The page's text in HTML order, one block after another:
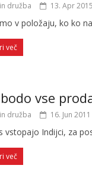
družba 13. Apr
v položaju, ko ko
več
vse
družba 16. Jun
vstopajo Indijci, za
več